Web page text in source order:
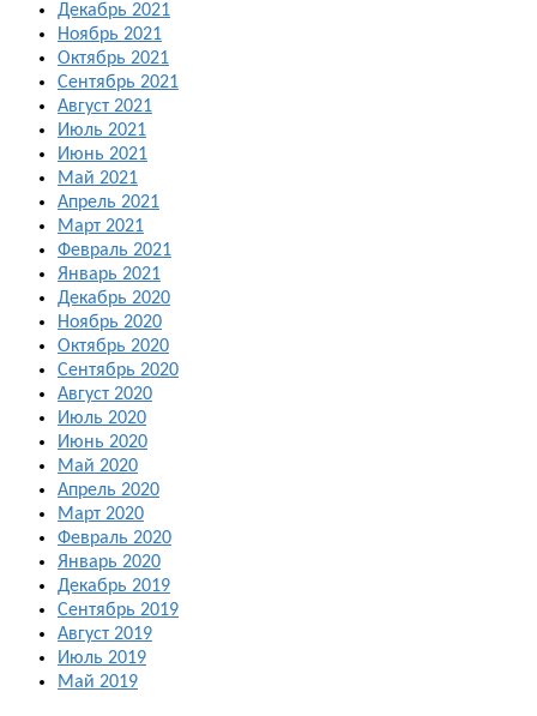
Декабрь 2021
Ноябрь 2021
Октябрь 2021
Сентябрь 2021
Август 2021
Июль 2021
Июнь 2021
Май 2021
Апрель 2021
Март 2021
Февраль 2021
Январь 2021
Декабрь 2020
Ноябрь 2020
Октябрь 2020
Сентябрь 2020
Август 2020
Июль 2020
Июнь 2020
Май 2020
Апрель 2020
Март 2020
Февраль 2020
Январь 2020
Декабрь 2019
Сентябрь 2019
Август 2019
Июль 2019
Май 2019